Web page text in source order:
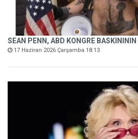
SEAN PENN, ABD KONGRE
17 Haziran 2026 Çarşamba 18:13